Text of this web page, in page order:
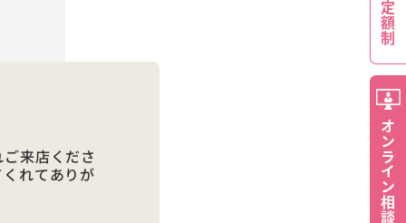
来店くださ
れてありが
オンライン相談